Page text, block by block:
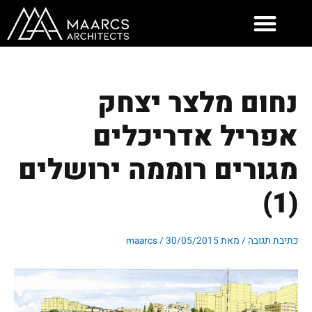
נחום מלצר יצחק
אפריל אדריכלים
מגורים רוממה ירושלים
(1)
כתיבת תגובה / מאת maarcs/ 30/05/2015